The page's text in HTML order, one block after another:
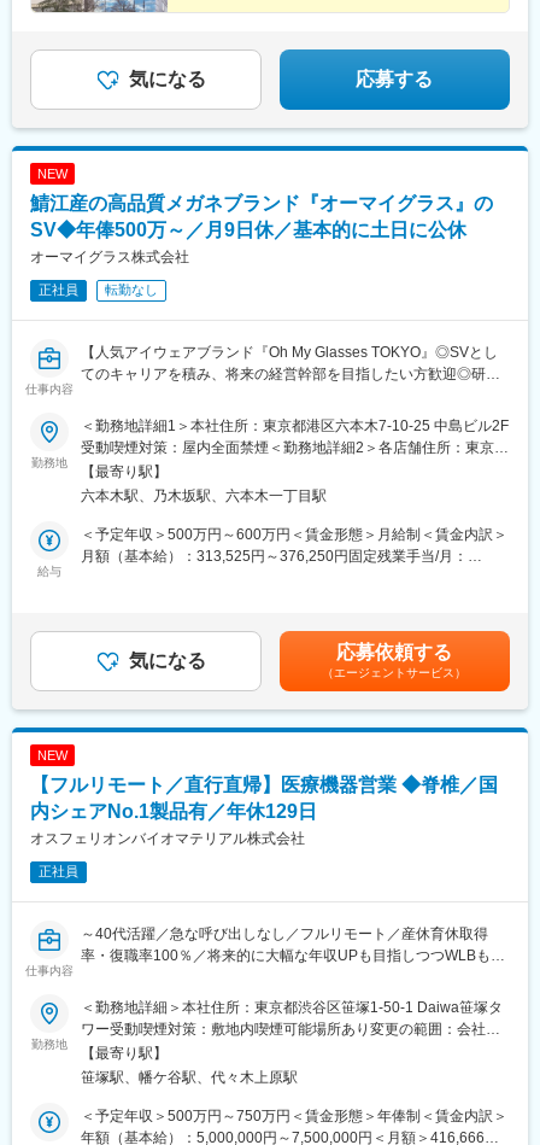
気になる 応募する
NEW
鯖江産の高品質メガネブランド『オーマイグラス』の
SV◆年俸500万～／月9日休／基本的に土日に公休
オーマイグラス株式会社
正社員 転勤なし
仕事内容
【人気アイウェアブランド『Oh My Glasses TOKYO』◎SVとし
てのキャリアを積み、将来の経営幹部を目指したい方歓迎◎研
■ブランドの魅力：
〈オンラインと店舗の連携による体験価値向上◎〉
鯖江産の高品質なメガネの一貫した生産体制と、オンラインと全
国31の直営店舗の連携による顧客体験の提供に強みを持ち、海外
展開も拡大中です
〈丁寧な接客で上質な顧客体感価値◎〉
お客様がネットで取り寄せた商品を自宅で試着し、店舗でレンズ
＜SVとしてのキャリアを積める◎＞
定量・定性の評価制度があり、将来の経営幹部や管理職へのキャ
リアアップが目指せる環境のため、より上位を目指す高い視座を
に展開している同社において「Oh My Glasses TOKYO」の直営店
舗の管理・運営などをお任せするSVポジションを増員募集しま
す。
◎各店舗には店長を中心に20代～30代のスタッフが常駐。 産休育
＜将来的にお任せしたい＞
ディベロッパー（商業施設）対応
エリア全体の組織力強化と文化作り
◎明確な目標設定により、店舗スタッフが高いモチベーションで
働ける環境を整え、従業員の士気とモチベーションを高めるため
勤務地
＜勤務地詳細1＞本社住所：東京都港区六本木7-10-25 中島ビル2F
受動喫煙対策：屋内全面禁煙＜勤務地詳細2＞各店舗住所：東京、
神奈川、大阪、京都、兵庫、福岡、名古屋、広島 受動喫煙対策：
屋内全面禁煙変更の範囲：会社の定める事業所
【最寄り駅】
六本木駅、乃木坂駅、六本木一丁目駅
給与
＜予定年収＞500万円～600万円＜賃金形態＞月給制＜賃金内訳＞
月額（基本給）：313,525円～376,250円固定残業手当/月：
昇給：年1回※給与詳細は、年齢・能力・経験を考慮し決定賃金は
あくまでも目安の金額であり、選考を通じて上下する可能性があ
ります。月給(月額)は固定手当を含めた表記です。
気になる 応募依頼する
（エージェントサービス）
NEW
【フルリモート／直行直帰】医療機器営業 ◆脊椎／国
内シェアNo.1製品有／年休129日
オスフェリオンバイオマテリアル株式会社
正社員
仕事内容
～40代活躍／急な呼び出しなし／フルリモート／産休育休取得
率・復職率100％／将来的に大幅な年収UPも目指しつつWLBも担
★フルリモートで自宅から顧客先へ直行直帰の営業スタイル、全
国どこでも勤務可能！
★予定手術が大半のため緊急呼び出しはなし！
★WLBを改善したくて入社している社員多数！
★年休129日×土日祝休み／産休育休取得率・復職率100％で働き
方◎
勤務地
＜勤務地詳細＞本社住所：東京都渋谷区笹塚1-50-1 Daiwa笹塚タ
ワー受動喫煙対策：敷地内喫煙可能場所あり変更の範囲：会社の
定める事業所（リモートワーク含む）
【最寄り駅】
笹塚駅、幡ケ谷駅、代々木上原駅
＜予定年収＞500万円～750万円＜賃金形態＞年俸制＜賃金内訳＞
年額（基本給）：5,000,000円～7,500,000円＜月額＞416,666円